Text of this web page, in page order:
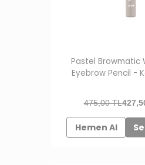
Pastel Browmatic
Eyebrow Pencil -
475,00 TL
Hemen Al